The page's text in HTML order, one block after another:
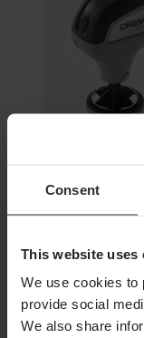
Consent
This website uses
We use cookies to
provide social
We also share
€ 78,99
Dremel Versa